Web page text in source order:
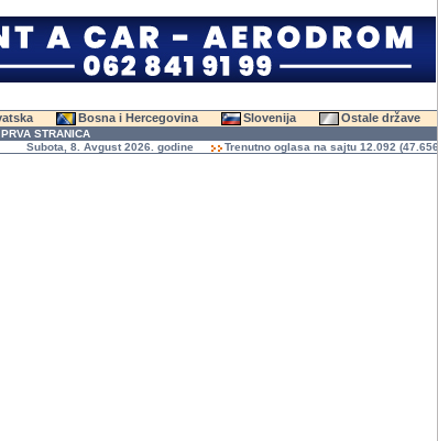
Bosna i Hercegovina Slovenija Ostale države
PRVA STRANICA
Subota, 8. Avgust 2026. godine
Trenutno oglasa na sajtu 12.092 (47.656 slika)